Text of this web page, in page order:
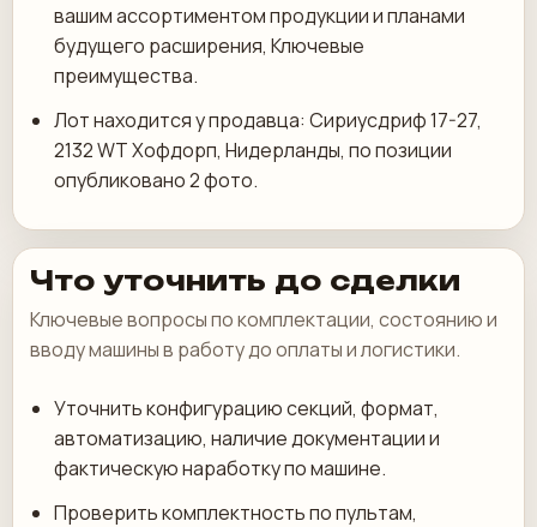
вашим ассортиментом продукции и планами
будущего расширения, Ключевые
преимущества.
Лот находится у продавца: Сириусдриф 17-27,
2132 WT Хофдорп, Нидерланды, по позиции
опубликовано 2 фото.
Что уточнить до сделки
Ключевые вопросы по комплектации, состоянию и
вводу машины в работу до оплаты и логистики.
Уточнить конфигурацию секций, формат,
автоматизацию, наличие документации и
фактическую наработку по машине.
Проверить комплектность по пультам,